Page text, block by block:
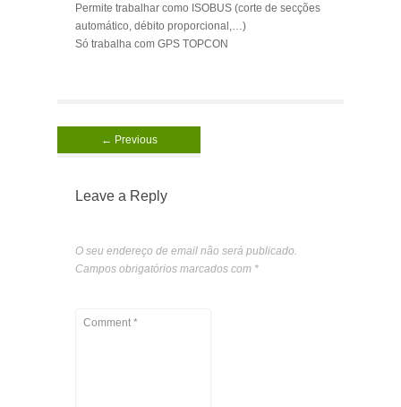
Permite trabalhar como ISOBUS (corte de secções
automático, débito proporcional,…)
Só trabalha com GPS TOPCON
← Previous
Leave a Reply
O seu endereço de email não será publicado.
Campos obrigatórios marcados com *